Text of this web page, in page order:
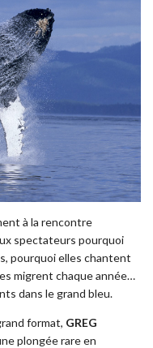
à la rencontre
spectateurs pourquoi
pourquoi elles chantent
migrent chaque année…
dans le grand bleu.
format, GREG
plongée rare en